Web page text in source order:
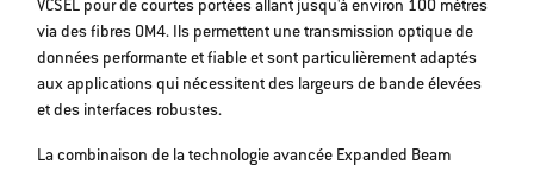
VCSEL pour de courtes portées allant jusqu'à environ 100 mètres
via des fibres OM4. Ils permettent une transmission optique de
données performante et fiable et sont particulièrement adaptés
aux applications qui nécessitent des largeurs de bande élevées
et des interfaces robustes.
La combinaison de la technologie avancée Expanded Beam